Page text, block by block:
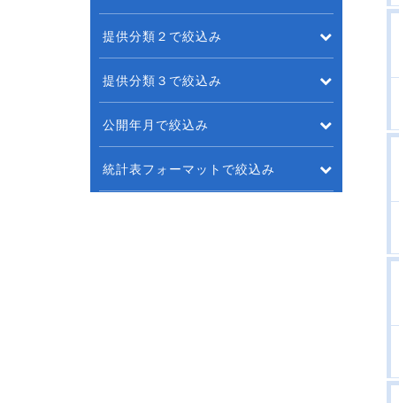
提供分類２で絞込み
提供分類３で絞込み
公開年月で絞込み
統計表フォーマットで絞込み